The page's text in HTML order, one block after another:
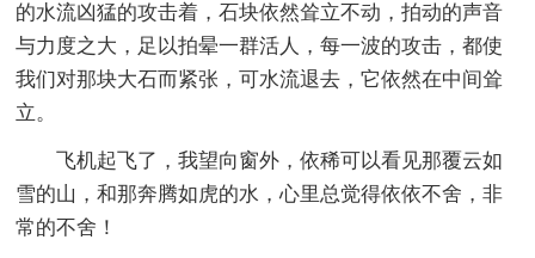
的水流凶猛的攻击着，石块依然耸立不动，拍动的声音
与力度之大，足以拍晕一群活人，每一波的攻击，都使
我们对那块大石而紧张，可水流退去，它依然在中间耸
立。
飞机起飞了，我望向窗外，依稀可以看见那覆云如
雪的山，和那奔腾如虎的水，心里总觉得依依不舍，非
常的不舍！